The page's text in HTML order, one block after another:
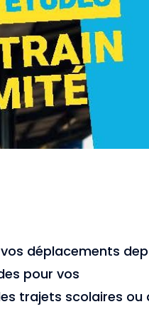
déplacements
pour vos
trajets scolaires ou